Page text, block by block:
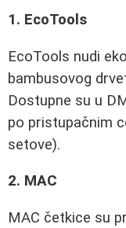
1. EcoTools
EcoTools nudi
bambusovog
Dostupne su u
po pristupačnim
setove).
2. MAC
MAC četkice su